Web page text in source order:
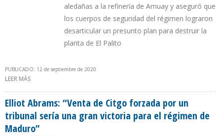
aledañas a la refinería de Amuay y aseguró que
los cuerpos de seguridad del régimen lograron
desarticular un presunto plan para destruir la
planta de El Palito
PUBLICADO: 12 de septiembre de 2020
LEER MÁS
Elliot Abrams: “Venta de Citgo forzada por un
tribunal sería una gran victoria para el régimen de
Maduro”